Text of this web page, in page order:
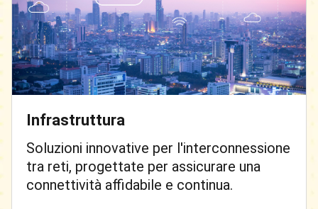
Infrastruttura
Soluzioni innovative per l'interconnessione
tra reti, progettate per assicurare una
connettività affidabile e continua.